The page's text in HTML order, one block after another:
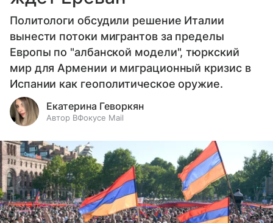
Политологи обсудили решение Италии
вынести потоки мигрантов за пределы
Европы по "албанской модели", тюркский
мир для Армении и миграционный кризис в
Испании как геополитическое оружие.
Екатерина Геворкян
Автор ВФокусе Mail